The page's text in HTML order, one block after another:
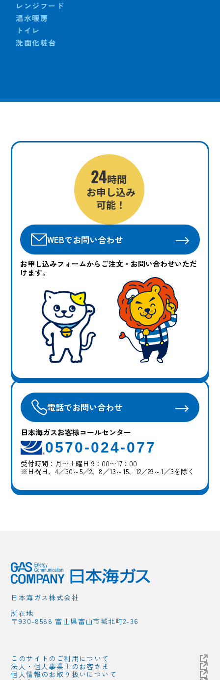
レンジフード
温水暖房
トイレ
洗面化粧台
WEBでお問い合わせ
お申し込みフォームからご注文・お問い合わせいただ
けます。
電話でお問い合わせ
日本海ガスお客様コールセンター
0570-024-077
受付時間：月〜土曜日 9：00〜17：00
※日祝日、4／30～5／2、8／13～15、12／29～1／3を除く
日本海ガス株式会社
所在地
〒930-8588 富山県富山市城北町2-36
このサイトのご利用について
法人・個人事業主のお客さま
個人情報のお取り扱いについて